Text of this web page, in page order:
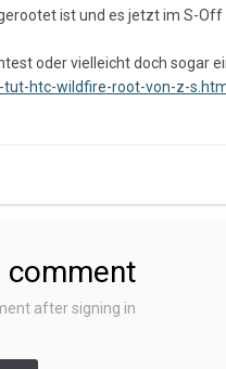
ist und es jetzt im S-
oder vielleicht doch sogar
htc-wildfire-root-von-z-
comment
after signing in